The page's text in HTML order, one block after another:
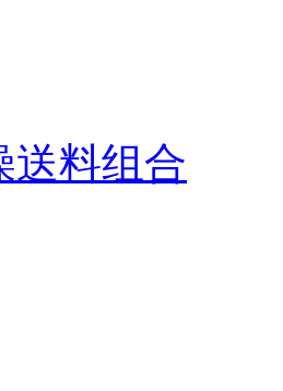
送料组合